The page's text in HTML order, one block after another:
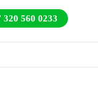
320 560 0233